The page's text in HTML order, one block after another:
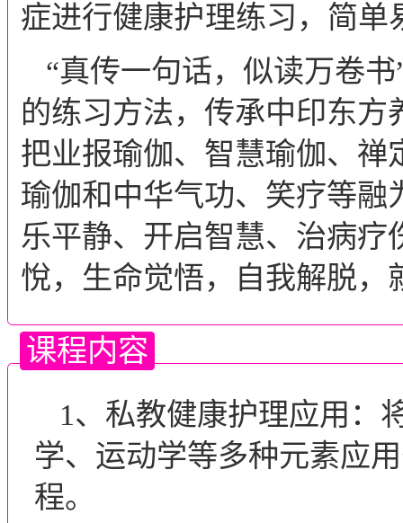
症进行健康护理练习，简单
“真传一句话，似读万卷
的练习方法，传承中印东
把业报瑜伽、智慧瑜伽、
瑜伽和中华气功、笑疗等
乐平静、开启智慧、治病
悅，生命觉悟，自我解脱，
课程内容
1、私教健康护理应用：
学、运动学等多种元素应
程。